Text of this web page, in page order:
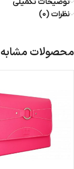
توضیحات تکمیلی
نظرات (0)
محصولات مشابه